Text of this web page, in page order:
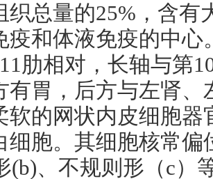
织总量的25% ，含
疫和体液免疫的中
11肋相对，长轴与第
有胃，后方与左肾
软的网状内皮细胞器
细胞。其细胞核常
(b)、不规则形（c）